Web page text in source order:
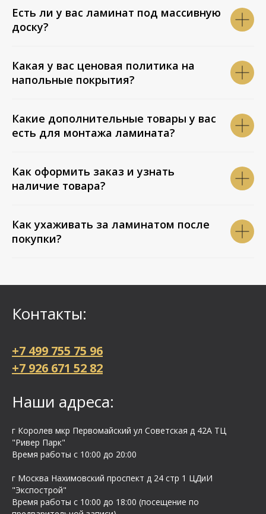
Есть ли у вас ламинат под массивную
доску?
Какая у вас ценовая политика на
напольные покрытия?
Какие дополнительные товары у вас
есть для монтажа ламината?
Как оформить заказ и узнать
наличие товара?
Как ухаживать за ламинатом после
покупки?
Контакты:
+7 499 755 75 96
+7 926 671 52 82
Наши адреса:
г Королев мкр Первомайский ул Cоветская д 42А ТЦ
"Ривер Парк"
Время работы с 10:00 до 20:00
г Москва Нахимовский проспект д 24 стр 1 ЦДиИ
"Экспострой"
Время работы с 10:00 до 18:00 (посещение по